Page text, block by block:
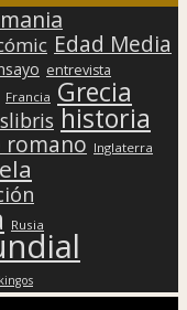
Edad Media
entrevista
Francia Grecia
historia
romano Inglaterra
Rusia